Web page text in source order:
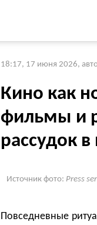
18:17, 17 июня 2026,
Кино как
фильмы и
рассудок
Источник фото: Press
Повседневные